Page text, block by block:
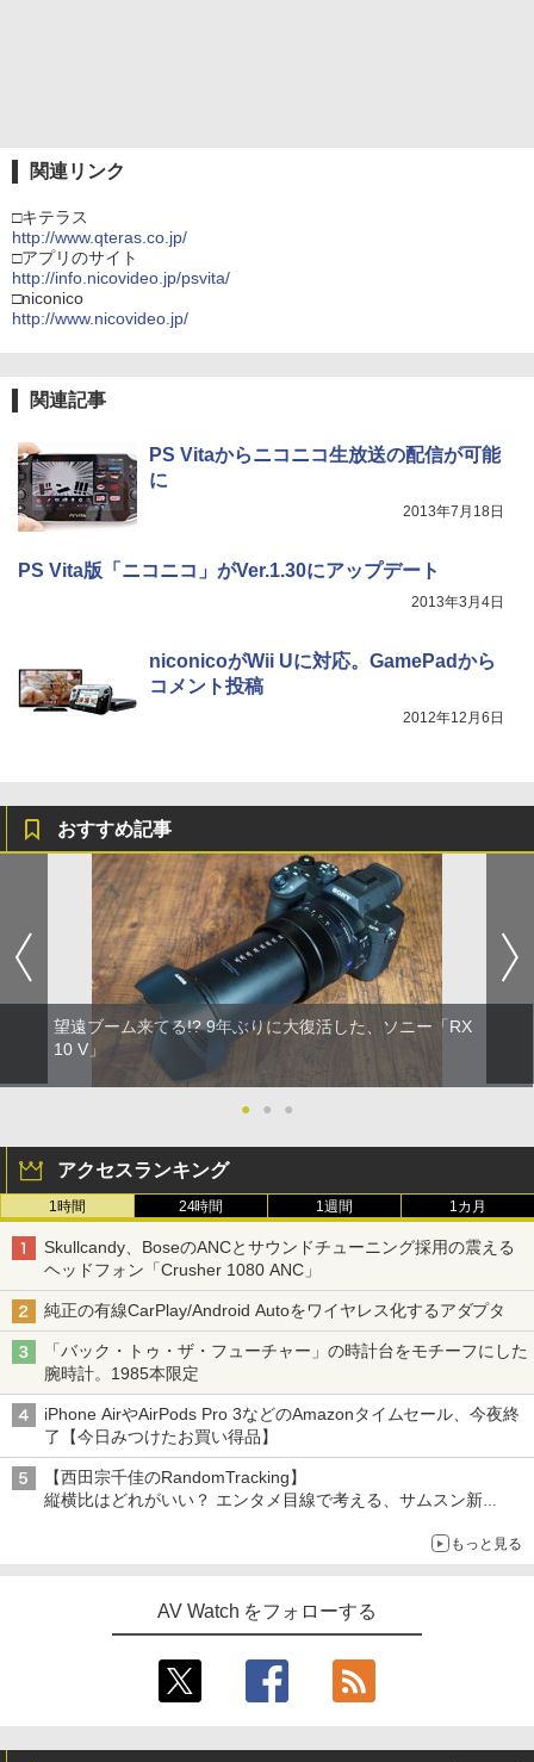
関連リンク
□キテラス
http://www.qteras.co.jp/
□アプリのサイト
http://info.nicovideo.jp/psvita/
□niconico
http://www.nicovideo.jp/
関連記事
PS Vitaからニコニコ生放送の配信が可能
に
2013年7月18日
PS Vita版「ニコニコ」がVer.1.30にアップデート
2013年3月4日
niconicoがWii Uに対応。GamePadから
コメント投稿
2012年12月6日
おすすめ記事
望遠ブーム来てる!? 9年ぶりに大復活した、ソニー「RX
10 V」
● ● ●
アクセスランキング
1時間 24時間 1週間 1カ月
Skullcandy、BoseのANCとサウンドチューニング採用の震える
ヘッドフォン「Crusher 1080 ANC」
純正の有線CarPlay/Android Autoをワイヤレス化するアダプタ
「バック・トゥ・ザ・フューチャー」の時計台をモチーフにした
腕時計。1985本限定
iPhone AirやAirPods Pro 3などのAmazonタイムセール、今夜終
了【今日みつけたお買い得品】
【西田宗千佳のRandomTracking】
縦横比はどれがいい？ エンタメ目線で考える、サムスン新
もっと見る
AV Watch をフォローする